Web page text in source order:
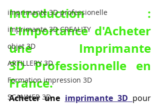
imprimante 3D professionelle
imprimante 3D CREALITY
objet 3D
ARTILLERY 3D
Formation impression 3D
SCANNER 3D
Introduction :
L'Importance d'Acheter
une Imprimante
3D Professionnelle en
France.
Acheter une imprimante 3D pour